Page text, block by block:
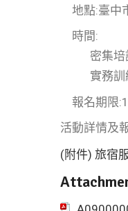
地點:臺中
時間:
密集
實務
報名期限
活動詳情及
(附件) 旅宿